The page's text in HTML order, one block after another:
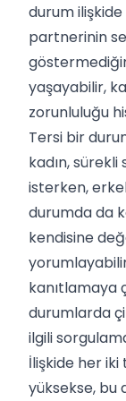
durum
partnerinin
yaşayabilir,
zorunluluğu
Tersi bir
kadın,
isterken,
durumda da
kendisine
kanıtlamaya
durumlarda
ilgili
İlişkide her iki
yüksekse, bu